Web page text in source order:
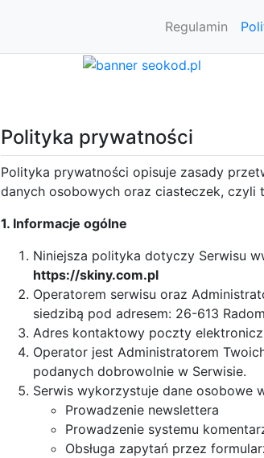
Regulamin
Polityka prywatności
Polityka prywatności opisuje zasady
danych osobowych oraz ciasteczek, czyli
1. Informacje ogólne
Niniejsza polityka dotyczy Serwisu
https://skiny.com.pl
Operatorem serwisu oraz
siedzibą pod adresem: 26-613
Adres kontaktowy poczty
Operator jest Administratorem
podanych dobrowolnie w Serwisie.
Serwis wykorzystuje dane osobowe
Prowadzenie newslettera
Prowadzenie systemu
Obsługa zapytań przez